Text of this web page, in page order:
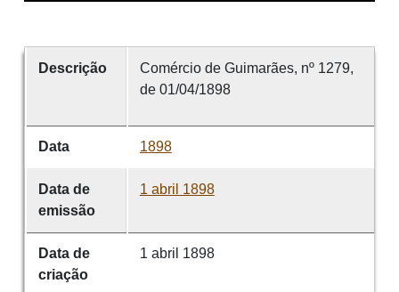
Descrição
Comércio de Guimarães, nº 1279,
de 01/04/1898
Data 1898
Data de
emissão
1 abril 1898
Data de
criação
1 abril 1898